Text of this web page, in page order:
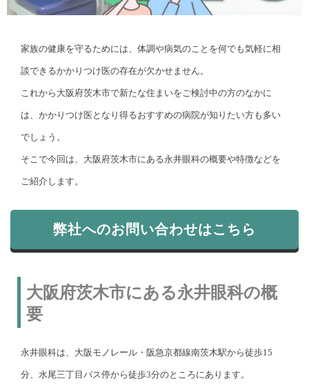
家族の健康を守るためには、体調や病気のことを何でも気軽に相
談できるかかりつけ医の存在が欠かせません。
これから大阪府茨木市で新たな住まいをご検討中の方のなかに
は、かかりつけ医となり得るおすすめの病院が知りたい方も多い
でしょう。
そこで今回は、大阪府茨木市にある永井眼科の概要や特徴などを
ご紹介します。
弊社へのお問い合わせはこちら
大阪府茨木市にある永井眼科の概
要
永井眼科は、大阪モノレール・阪急京都線南茨木駅から徒歩15
分、水尾三丁目バス停から徒歩3分のところにあります。